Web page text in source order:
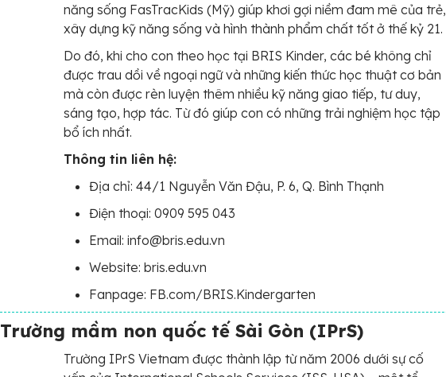
năng sống FasTracKids (Mỹ) giúp khơi gợi niềm đam mê của trẻ,
xây dựng kỹ năng sống và hình thành phẩm chất tốt ở thế kỷ 21.
Do đó, khi cho con theo học tại BRIS Kinder, các bé không chỉ
được trau dồi về ngoại ngữ và những kiến thức học thuật cơ bản
mà còn được rèn luyện thêm nhiều kỹ năng giao tiếp, tư duy,
sáng tạo, hợp tác. Từ đó giúp con có những trải nghiệm học tập
bổ ích nhất.
Thông tin liên hệ:
Địa chỉ: 44/1 Nguyễn Văn Đậu, P. 6, Q. Bình Thạnh
Điện thoại: 0909 595 043
Email: info@bris.edu.vn
Website: bris.edu.vn
Fanpage: FB.com/BRIS.Kindergarten
Trường mầm non quốc tế Sài Gòn (IPrS)
Trường IPrS Vietnam được thành lập từ năm 2006 dưới sự cố